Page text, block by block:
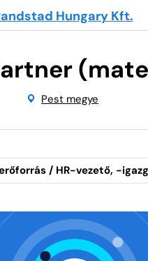
Hungary Kft.
Pest megye
/ HR-vezető, -